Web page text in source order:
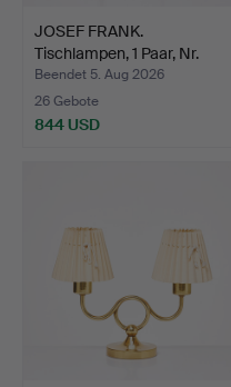
JOSEF FRANK.
Tischlampen, 1 Paar, Nr.
2332…
Beendet 5. Aug 2026
26 Gebote
844 USD